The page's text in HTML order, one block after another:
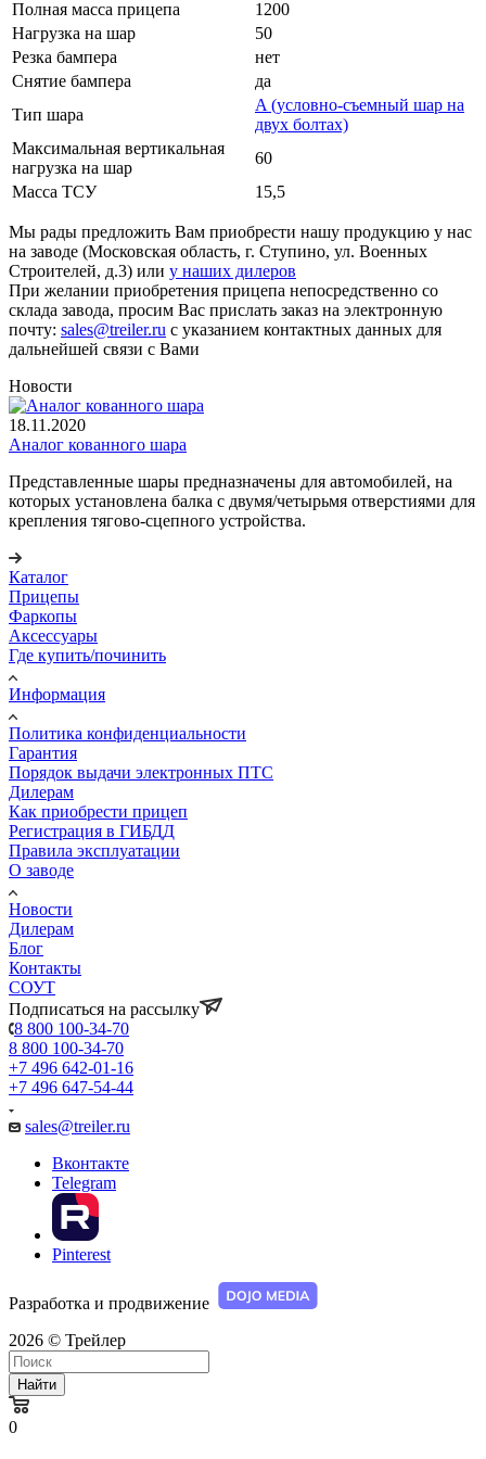
Полная масса прицепа
1200
Нагрузка на шар
50
Резка бампера
нет
Снятие бампера
да
Тип шара
A (условно-съемный шар на
двух болтах)
Максимальная вертикальная
нагрузка на шар
60
Масса ТСУ
15,5
Мы рады предложить Вам приобрести нашу продукцию у нас
на заводе (Московская область, г. Ступино, ул. Военных
Строителей, д.3) или у наших дилеров
При желании приобретения прицепа непосредственно со
склада завода, просим Вас прислать заказ на электронную
почту: sales@treiler.ru с указанием контактных данных для
дальнейшей связи с Вами
Новости
18.11.2020
Аналог кованного шара
Представленные шары предназначены для автомобилей, на
которых установлена балка с двумя/четырьмя отверстиями для
крепления тягово-сцепного устройства.
Каталог
Прицепы
Фаркопы
Аксессуары
Где купить/починить
Информация
Политика конфиденциальности
Гарантия
Порядок выдачи электронных ПТС
Дилерам
Как приобрести прицеп
Регистрация в ГИБДД
Правила эксплуатации
О заводе
Новости
Дилерам
Блог
Контакты
СОУТ
Подписаться на рассылку
8 800 100-34-70
8 800 100-34-70
+7 496 642-01-16
+7 496 647-54-44
sales@treiler.ru
Вконтакте
Telegram
Pinterest
Разработка и продвижение
2026 © Трейлер
Найти
0